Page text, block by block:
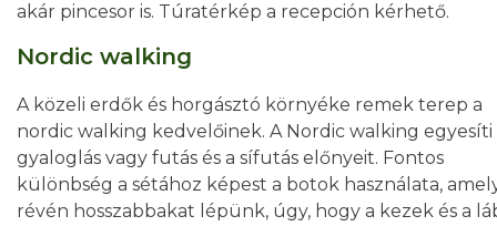
akár pincesor is. Túratérkép a recepción kérhető.
Nordic walking
A közeli erdők és horgásztó környéke remek terep a
nordic walking kedvelőinek. A Nordic walking egyesíti
gyaloglás vagy futás és a sífutás előnyeit. Fontos
különbség a sétához képest a botok használata,
révén hosszabbakat lépünk, úgy, hogy a kezek és a